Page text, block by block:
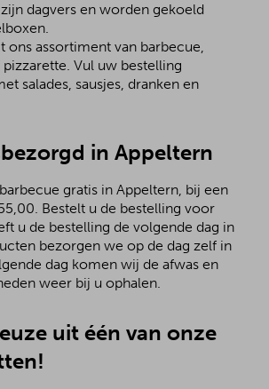
dagvers en worden gekoeld
ons assortiment van barbecue,
Vul uw bestelling
salades, sausjes, dranken en
in Appeltern
gratis in Appeltern, bij een
Bestelt u de bestelling voor
u de bestelling de volgende dag in
bezorgen we op de dag zelf in
dag komen wij de afwas en
weer bij u ophalen.
uit één van onze